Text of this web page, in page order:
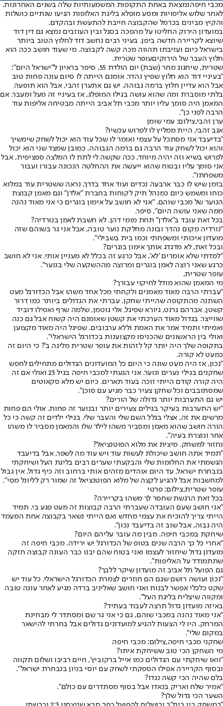
מכבי חיפהנמצאת באחת התקופות המשמעותיות שלה בשנים האחרונות.
לאחר שלוש אליפויות ומסע מופלא בליגת האלופות הגיעו שנתיים כושלות
והקיץ מבינים בכרמל שהקבוצה חייבת להתעשת ובהקדם.
במועדון הירוק החליטו על מהפכה בסגל ובין העוזבים נמצא גם דין דוד
שיוצא לקריירה חדשה ביפן. בעיני רבים נחשב דוד לחלוץ הטוב ביותר
בישראל כיום ועזיבתו תהווה מכה קשה לקבוצה. מי שעוד חושב ככה הוא
חלוץ העבר של הירוקיםעופר שטרית.
שטרית, שיחגוג מחר (שבת) יום הולדת 55, סיפר בראיון ל"ישראל היום":
"בעיניי דוד הוא חלוץ שפיץ נהדר. אומנם הייתה לו סיום עונה פחות טוב
אבל הוא עדיין חלוץ ברמה גבוהה. יש גם אתערן זהבי, אבל הוא תופעה
בלתי מוסברת ומה שהוא עושה בגילו המופלג, אז בעיניי זה מעל ומעבר. אם
המאמן היה סומך עליו יותר מכבי תל אביב הייתה מבטיחה אליפות עוד
הרבה לפני כן".
ערן זהבי,צילום: עמי שומן
אגב זהבי, היית ממליץ לו לפרוש עכשיו?
"בדיעבד אני מסתכל על עצמי ואומר לו שכל עוד הוא יכול לשחק שימשיך
והוא יכול לשחק עוד הרבה גם ברמה הגבוהה. כמובן שמצד שני הוא יכול
לפרוש בשיא וזה יהיה מיוחד, ככה שקשה לי לתת לו המלצה ספציפית, אבל
אני סומך עליו ובטוח שהוא ייעשה את ההחלטה הנכונה עבורו ועבור
משפחתו".
בזמן שיש לו כבר ארבעה נכדים ועוד אחד בדרך, נראה ששטרית עוד במלוא
כוחו ומשמש כיום כמנהל תיק לקוחות בחברת "אלדן" וגם מאמן קבוצת
הנוער של מכבי שוהם. "אני לא חושב על אימון בוגרים כי אני מאוד נהנה
ממה שאני עושה היום", סיפר.
בכל זאת עובד ב"אלדן" תחת מומי דהן. לא חשבת לאמן בנורדיה?
"נורדיה מקום נהדר ובונה מחלקת נוער טובה, אבל אני גר בשוהם שזה
מועדון איכותי ומשפחתי וכמו בית בשבילי".
ובכל זאת, לא מדגדג אותך אימון בוגרים?
"למדתי שלא אומרים 'לא', אבל כרגע זה בכלל לא מעניין אותי. אני לא חושב
כרגע שאני רוצה לאמן בוגרים ומרוצה מההשקעה שלי בנוער".
עופר שטרית,
מי המאמן שהוא מודל לחיקוי עבורך?
"עברתי הרבה מאוד מאמנים ולקחתי מכל אחד משהו אבל הכדורגל מעט
השתנה מהתקופה שהייתי שחקן. עברתי את הגדולים ביותר כמו דרור
קשטן, אברהם גרנט, גיורא שפיגל, אלי גוטמן, שלמה שרף ואפילו דוביד
שווייצר. בגדול מאוד הערכתי את קשטן שאומנם היה קשוח אבל גם כנה
ואמיתי ותמיד אמר את האמת וללא ערבובים. שפיגל היה מאוד מקצוען
ואולי בין הראשונים שהכניסו מקצוענות בכדורגל הישראלי".
בתקופה שלך היה יותר קל לזהות את עופר שטרית מליגה ב'? כי היום זה
כמעט לא קורה.
"נכון, אז היה מעט שונה כי היום כל המועדונים הגדולים מתחילים לחפש
שחקנים בגילי נערים ונוער. אני הגעתי למכבי חיפה בגיל 23 ואולי אם זה
היה קורה קודם הייתי זוכה בעוד תארים. כיום יש מלא סקאוטים
שמסתובבים וכל שחקן צעיר כבר מגיע עם סוכן".
יש גם התערבות יותר גדולה של הורים?
"יש התערבות בעיקר בגילים צעירים יותר ובנוער זה פחות. אולי הם פחות
מרשים את זה, אצלי בגלל השם שלי והעבר שלי. בגילי ילדים זה קשה כי כל
הורה חושב שהוא מאמן ומסביר משהו לילד שלו והמאמן מסביר לו משהו
אחר ונוצרת בעיה".
נחזור למשחק. מיצית את מלוא הפוטנציאל?
"תמיד אתה חושב שיכולת לעשות עוד ויש עוד מה לשפר, אבל בדיעבד
הגשמתי את החלומות שלי והבקעתי שערים רבים בליגת העל ושיחקתי
בנבחרת ישראל. עד היום אוהדים מזהים אותי ברחוב וזה כיף גדול. אין גבול
למחשבות אבל להגיע לקצה של מלוא הפוטנציאל זה שמור רק לליונל מסי".
עופר שטרית,צילום: פרטי
בכל זאת הרגשת שחסר לך משהו בקריירה?
"אני חושב שעם העובדה שעברתי הרבה קבוצות זה מעט פגע בי. תמיד
הייתי צריך להוכיח את עצמי מחדש ואם הייתי נשאר בקבוצה אחת המעמד
היה גבוה, אבל שוב זה בדיעבד נכון".
שיחקת במכבי חיפה. מבין מה עובר עליהם היום?
"אחרי כל כך הרבה שנים בטופ של הכדורגל יש ירידה. מכבי חיפה זה
מועדון גדול שיחזור לעצמו ואני בטוח שהם יבנו כבר העונה קבוצה חזקה
שתתמודד על האליפות".
גם הפועל תל אביב זה מועדון שיקר ללבך?
"נכון ועושה רושם שגם הם חוזרים לצמרת הכדורגל הישראלי. כל עוד יש
שקט כלכלי אפשר לבנות ואני חושב שאליניב ברדה מגיע לאחר עונה טובה
ומקווה שיצליח בליגת העל".
באיזה מועדון גדול תרצה לעבוד בעתיד?
"אני מאוד נהנה במכבי שוהם, גם כי אני גר שם ומסתדר לי מבחינת
המרחק. היו לי הצעות להגיע למועדונים גדולים אבל בחרתי להישאר
במקום שלי".
שחקני מכבי חיפה,צילום: מכבי חיפה
מי השחקן הכי טוב ששיחקת איתו?
"וואו שיחקתי עם הגדולים כמו אייל ברקוביץ', חיים רביבו ושלום תקווה
ובסוף הקריירה אפילו הספקתי לשחק עם יוסי בניון בנבחרת ישראל".
בלם שהיה הכי קשה נגדו?
"אמיר שלח ואריק בנאדו אבל בסוף מסתדרים עם כולם".
השער הכי גדול שלך?